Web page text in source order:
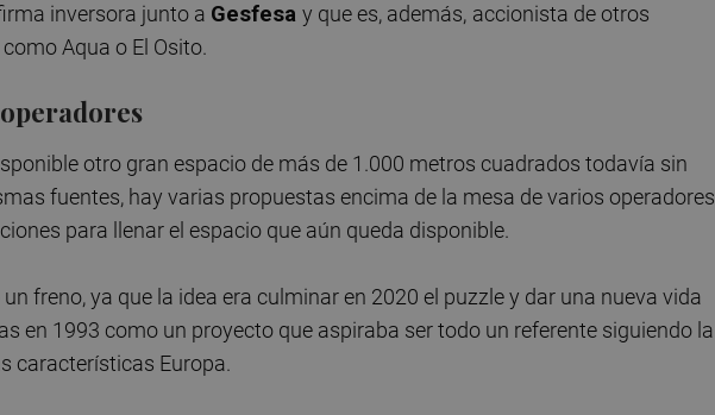
inversora junto a Gesfesa y que es, además, accionista de otros
Aqua o El Osito.
otro gran espacio de más de 1.000 metros cuadrados todavía sin
fuentes, hay varias propuestas encima de la mesa de varios operadores
para llenar el espacio que aún queda disponible.
freno, ya que la idea era culminar en 2020 el puzzle y dar una nueva vida
en 1993 como un proyecto que aspiraba ser todo un referente siguiendo la
características Europa.